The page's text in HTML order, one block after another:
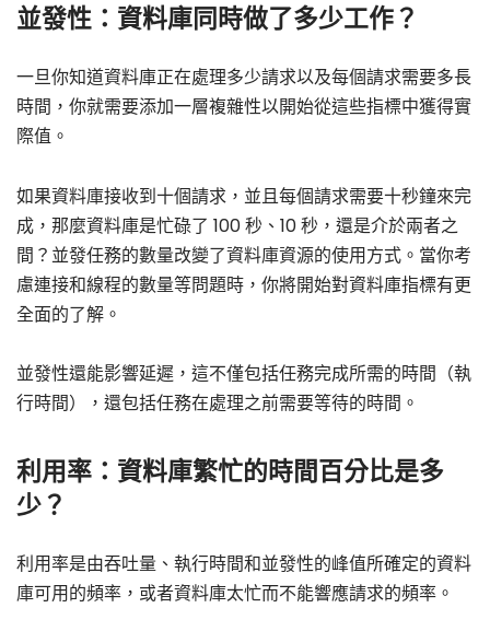
並發性：資料庫同時做了多少工作？
一旦你知道資料庫正在處理多少請求以及每個請求需要多長
時間，你就需要添加一層複雜性以開始從這些指標中獲得實
際值。
如果資料庫接收到十個請求，並且每個請求需要十秒鐘來完
成，那麼資料庫是忙碌了 100 秒、10 秒，還是介於兩者之
間？並發任務的數量改變了資料庫資源的使用方式。當你考
慮連接和線程的數量等問題時，你將開始對資料庫指標有更
全面的了解。
並發性還能影響延遲，這不僅包括任務完成所需的時間（執
行時間），還包括任務在處理之前需要等待的時間。
利用率：資料庫繁忙的時間百分比是多
少？
利用率是由吞吐量、執行時間和並發性的峰值所確定的資料
庫可用的頻率，或者資料庫太忙而不能響應請求的頻率。